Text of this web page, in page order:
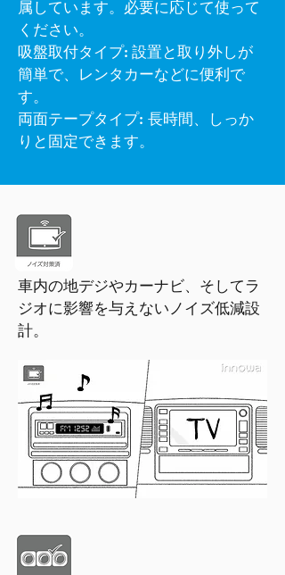
属しています。必要に応じて使って
ください。
吸盤取付タイプ: 設置と取り外しが
簡単で、レンタカーなどに便利で
す。
両面テープタイプ: 長時間、しっか
りと固定できます。
車内の地デジやカーナビ、そしてラ
ジオに影響を与えないノイズ低減設
計。